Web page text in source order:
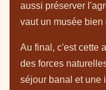
aussi préserver
vaut un musée
Au final, c'est cette
des forces
séjour banal et une